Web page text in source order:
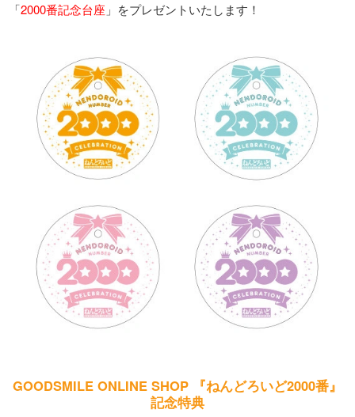
「2000番記念台座 」をプレゼントいたします！
GOODSMILE ONLINE SHOP 『ねんどろいど2000番』
記念特典